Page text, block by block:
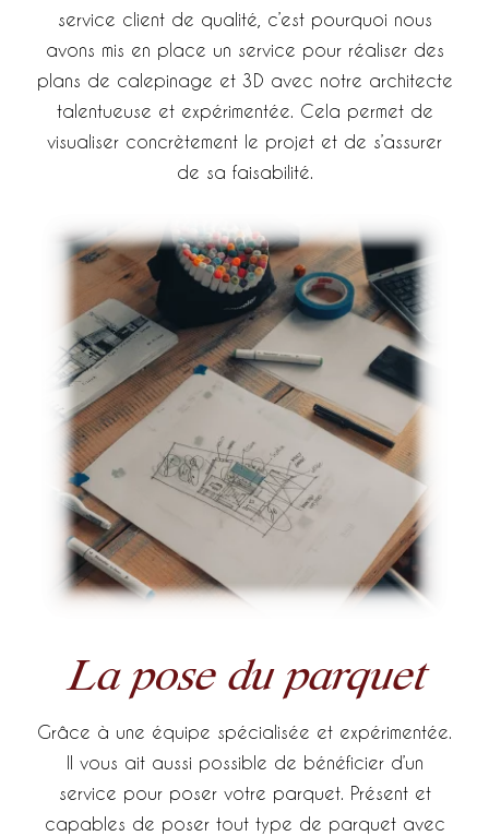
service client de qualité, c’est pourquoi nous
avons mis en place un service pour réaliser des
plans de calepinage et 3D avec notre architecte
talentueuse et expérimentée. Cela permet de
visualiser concrètement le projet et de s’assurer
de sa faisabilité.
La pose du parquet
Grâce à une équipe spécialisée et expérimentée.
Il vous ait aussi possible de bénéficier d’un
service pour poser votre parquet. Présent et
capables de poser tout type de parquet avec